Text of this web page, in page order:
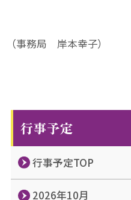
行事予定
行事予定TOP
2026年10月
（事務局 岸本幸子）